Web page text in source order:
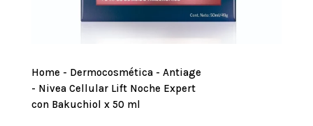
Home - Dermocosmética- Antiage
- Nivea Cellular Lift Noche Expert
con Bakuchiol x 50 ml